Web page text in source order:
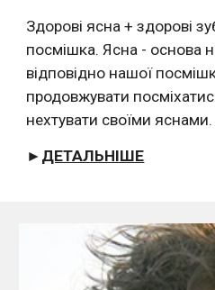
Здорові ясна + здорові
посмішка. Ясна - основа
відповідно нашої
продовжувати
нехтувати своїми яснами.
► ДЕТАЛЬНІШЕ